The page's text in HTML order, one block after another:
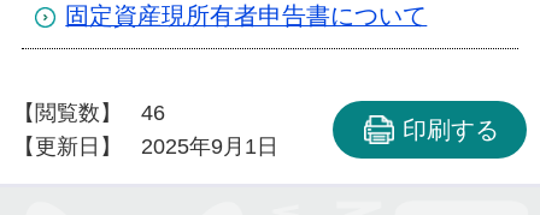
固定資産現所有者申告書について
【閲覧数】
46
【更新日】
2025年9月1日
印刷する